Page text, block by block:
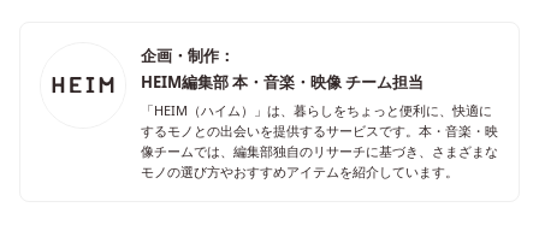
企画・制作：
HEIM編集部 本・音楽・映像 チーム担当
「HEIM（ハイム）」は、暮らしをちょっと便利に、快適に
するモノとの出会いを提供するサービスです。本・音楽・映
像チームでは、編集部独自のリサーチに基づき、さまざまな
モノの選び方やおすすめアイテムを紹介しています。